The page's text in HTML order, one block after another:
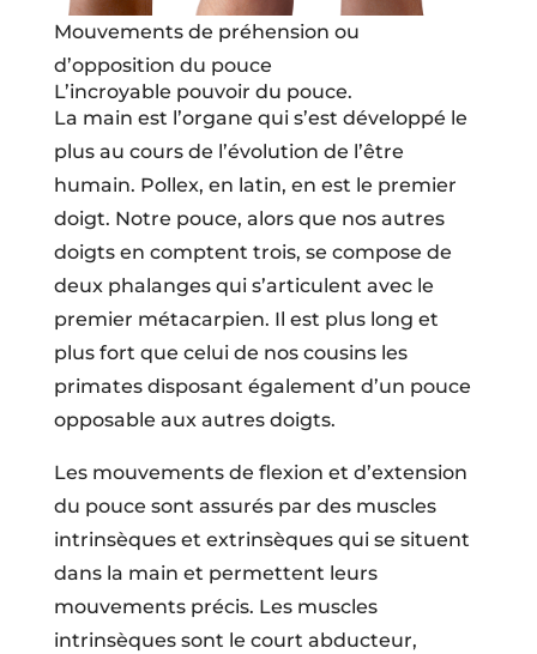
Mouvements de préhension ou
d’opposition du pouce
L’incroyable pouvoir du pouce.
La main est l’organe qui s’est développé le
plus au cours de l’évolution de l’être
humain. Pollex, en latin, en est le premier
doigt. Notre pouce, alors que nos autres
doigts en comptent trois, se compose de
deux phalanges qui s’articulent avec le
premier métacarpien. Il est plus long et
plus fort que celui de nos cousins les
primates disposant également d’un pouce
opposable aux autres doigts.
Les mouvements de flexion et d’extension
du pouce sont assurés par des muscles
intrinsèques et extrinsèques qui se situent
dans la main et permettent leurs
mouvements précis. Les muscles
intrinsèques sont le court abducteur,